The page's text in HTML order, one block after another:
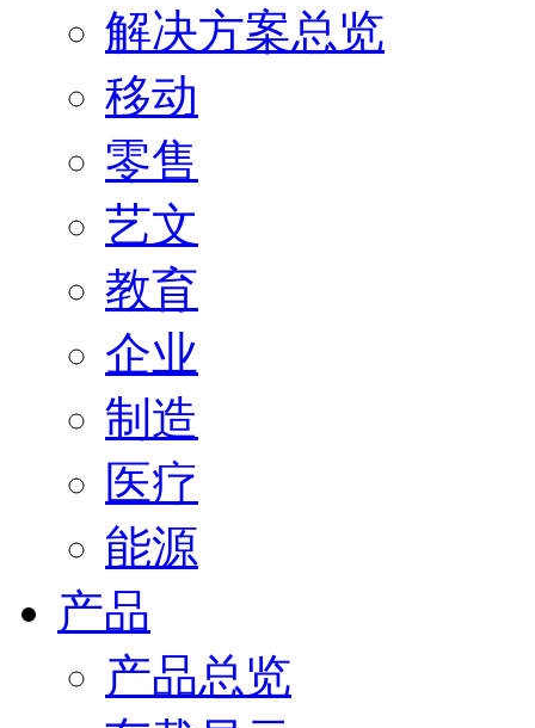
解决方案总览
移动
零售
艺文
教育
企业
制造
医疗
能源
产品
产品总览